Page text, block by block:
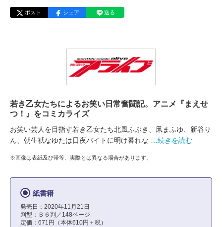
ポスト シェア 送る
若き乙女たちによるお笑い日常奮闘記。アニメ『まえせ
つ！』をコミカライズ
お笑い芸人を目指す若き乙女たち北風ふぶき、凩まふゆ、新谷り
ん、朝生祇なゆたは日夜バイトに明け暮れな
…続きを読む
※画像は表紙及び帯等、実際とは異なる場合があります。
紙書籍
発売日：2020年11月21日
判型：Ｂ６判／148ページ
定価：671円（本体610円＋税）